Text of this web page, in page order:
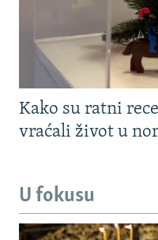
Kako su ratni
vraćali život u
U fokusu